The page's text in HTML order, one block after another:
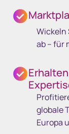
Wickeln
ab – für
globale
Europa